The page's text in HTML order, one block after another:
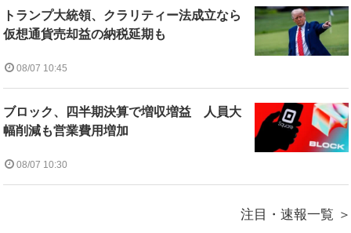
トランプ大統領、クラリティー法成立なら
仮想通貨売却益の納税延期も
08/07 10:45
ブロック、四半期決算で増収増益 人員大
幅削減も営業費用増加
08/07 10:30
注目・速報一覧